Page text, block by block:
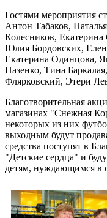
Гостями мероприятия
Антон Табаков,
Колесников,
Юлия Бордовских,
Екатерина Одинцова,
Пазенко, Тина
Флярковский, Этери
Благотворительная
магазинах "Снежная
некоторых из них
выходным будут
средства поступят в
"Детские сердца" и
детям, нуждающимся в